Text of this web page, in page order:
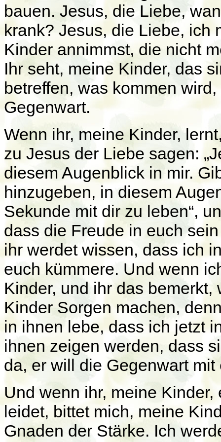
bauen. Jesus, die Liebe,
krank? Jesus, die Liebe, ich
Kinder annimmst, die nicht
Ihr seht, meine Kinder, das
betreffen, was kommen
Gegenwart.
Wenn ihr, meine Kinder,
zu Jesus der Liebe sagen:
diesem Augenblick in mir.
hinzugeben, in diesem
Sekunde mit dir zu leben“,
dass die Freude in euch
ihr werdet wissen, dass ich
euch kümmere. Und wenn
Kinder, und ihr das
Kinder Sorgen machen,
in ihnen lebe, dass ich jetzt
ihnen zeigen werden, dass
da, er will die Gegenwart
Und wenn ihr, meine
leidet, bittet mich, meine
Gnaden der Stärke. Ich